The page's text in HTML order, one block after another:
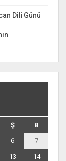
Dili Günü
Ş B
6 7
13 14